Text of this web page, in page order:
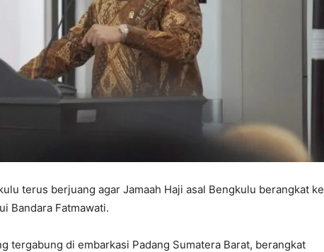
terus berjuang agar Jamaah Haji asal Bengkulu berangkat ke
Bandara Fatmawati.
tergabung di embarkasi Padang Sumatera Barat, berangkat